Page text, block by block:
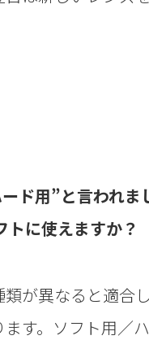
ド用”と言われま
トに使えますか？
類が異なると適合
す。ソフト用／